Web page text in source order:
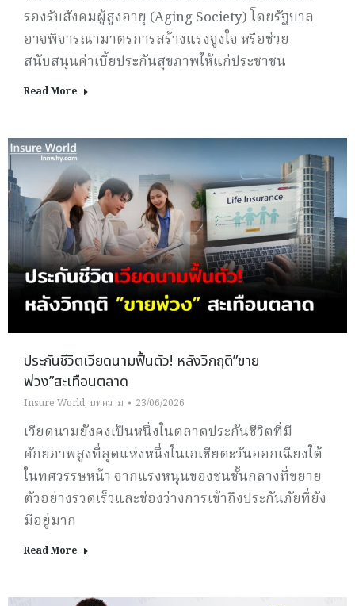
รองรับสังคมผู้สูงอายุ (Aging Society) โดยรัฐบาล
อาจพิจารณามาตรการสร้างแรงจูงใจ หรือช่วย
สนับสนุนค่าเบี้ยประกันสุขภาพให้แก่ประชาชน
Read More
ประกันชีวิตเวียดนามฟื้นตัว! หลังวิกฤติ”ขาย
พ่วง”สะเทือนตลาด
Insure World, บทความ 23/06/2026
เวียดนามยังคงเป็นหนึ่งในตลาดประกันชีวิตที่มี
ศักยภาพสูงที่สุดแห่งหนึ่งในเอเชียตะวันออกเฉียงใต้
ในทศวรรษหน้า จากแรงหนุนของชนชั้นกลางที่ขยาย
ตัวอย่างรวดเร็วและช่องว่างการเข้าถึงประกันภัยที่ยัง
มีอยู่มาก
Read More